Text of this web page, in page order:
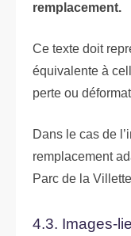
remplacement.
Ce texte doit
équivalente à
perte ou
Dans le cas de
remplacement
Parc de la
4.3. Images-